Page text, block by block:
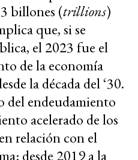
billones (trillions)
que, si se
el 2023 fue el
de la economía
la década del ‘30.
endeudamiento
acelerado de los
relación con el
desde 2019 a la